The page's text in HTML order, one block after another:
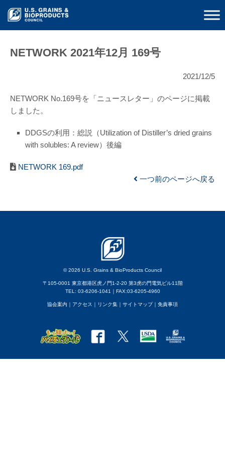
NETWORK 2021年12月 169号
2021/12/5
NETWORK No.169号を「ニュースレター」のページに掲載
しました。
DDGSの利用：総説（Utilization of Distiller’s dried grains
with solubles: A review）後編
NETWORK 169.pdf
一つ前のページへ戻る
© 2026 U.S. Grains & BioProducts Council
〒105-0001 東京都港区虎ノ門1-2-20 第3虎の門電気ビル11階
TEL: 03-6206-1041｜FAX:03-6205-4960
協会案内 ｜アクセス ｜ リンク集 ｜ サイトマップ｜ 免責事項